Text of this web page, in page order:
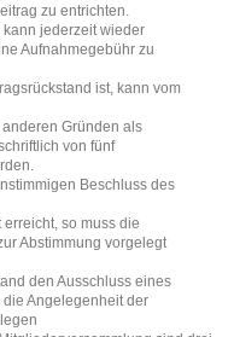
zu entrichten.
jederzeit wieder
Aufnahmegebühr zu
ist, kann vom
Gründen als
von fünf
Beschluss des
so muss die
Abstimmung vorgelegt
den Ausschluss eines
Angelegenheit der